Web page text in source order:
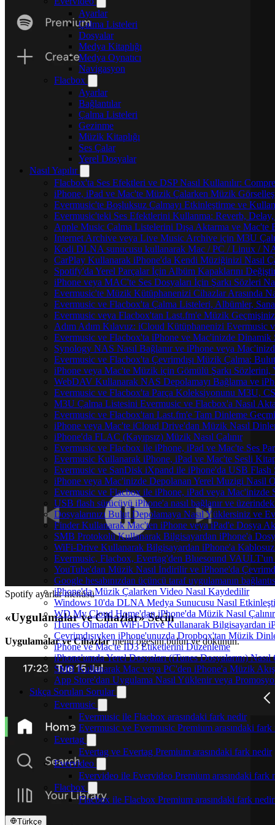
Ayarlar
Çalma Listeleri
Dosyalar
Medya Kitaplığı
Medya Oynatıcı
Navigasyon
Flacbox
Ayarlar
Bağlantılar
Çalma Listeleri
Gezinme
Müzik Kitaplığı
Ses Çalar
Yerel Dosyalar
Nasıl Yapılır
Flacbox'ta Ses Efektleri ve DSP Nasıl Kullanılır:
iPhone, iPad ve Mac'te Müzik Çalarken Müzik
Evermusic'te Boşluksuz Çalmayı Etkinleştirme ve
Evermusic'teki Ses Efektlerini Kullanma: Reverb,
Apple Music Çalma Listelerini Dışa Aktarma ve Mac'te
Internet Archive veya Live Music Archive için M3U
Kodi DLNA sunucusu kullanarak Mac / PC / Linux /
CarPlay Kullanarak iPhone'da Kendi Müziğinizi Nasıl
Spotify'da Yerel Parçalar İçin Albüm Kapaklarını
iPhone veya MAC'te Ses Dosyaları İçin Şarkı Sözleri
Evermusic'te Müzik Kütüphanenizi Cihazlar Arasında
Evermusic ve Flacbox'ta Çalma Listeleri, Albümler,
Evermusic veya Flacbox'tan Last.fm'e Müzik
Adım Adım Kılavuz: iCloud Kütüphanenizi Evermusic
Evermusic ve Flacbox'ta iPhone ve Mac'inizde Dinamik
Synology NAS Nasıl Bağlanır ve iPhone veya
Evermusic ve Flacbox'ta Çevrimdışı Müzik Çalma:
iPhone veya Mac'te Müzik için Gömülü Şarkı Sözlerini,
WebDAV Kullanarak NAS Depolamayı Bağlama ve
Evermusic ve Flacbox'ta Parça Koleksiyonunu M3U,
M3U Çalma Listesini Evermusic ve Flacbox'a Nasıl
Evermusic ve Flacbox'tan Last.fm'e Tam Dinleme
iPhone veya Mac'te iCloud Drive'dan Müzik Nasıl
iPhone'da FLAC (Kayıpsız) Müzik Nasıl Çalınır
Evermusic ve Flacbox ile iPhone, iPad ve Mac'te Ses
Evermusic Kullanarak iPhone, iPad ve Mac'te Sesli
Evermusic ve SanDisk iXpand ile iPhone'da USB Flash
iPhone veya Mac'inizde Depolanan Yerel Muzigi Nasil
Evermusic ve Flacbox ile iPhone, iPad veya Mac'inizde
USB flash sürücüyü iPhone'a nasıl bağlanır ve
Dosyalarınızı Bulut Depolamaya Nasıl Yüklersiniz ve
Finder Kullanarak Mac'ten iPhone veya iPad'e Dosya
SMB Protokolü Kullanarak Bilgisayardan iPhone'a
WiFi-Drive Kullanarak Bilgisayardan iPhone'a Kablosuz
Evermusic, Flacbox, Evertag'den Bluesound VAULT'un
YouTube'dan Müzik Nasıl İndirilir ve iPhone'da
Google hesabınızdan üçüncü taraf uygulamanın
iPhone'da Müzik Çalarken Video Nasıl Kaydedilir
Windows 10'da DLNA Medya Sunucusu Nasıl
WD My Cloud Home'dan iPhone'da Müzik Nasıl Çalınır
iTunes Olmadan WiFi-Drive Kullanarak Bilgisayardan
Çevrimdışıyken iPhone'unuzda Dropbox'tan Müzik
iPhone ve Mac'te ID3 Etiketlerini Düzenleme
iPhone'umda Yerel Dosyaları (iTunes Dosyalarını) Nasıl
SMB Kullanarak Mac veya PC'den iPhone'a Müzik
App Store'dan Uygulama Nasıl Yüklenir veya
Sıkça Sorulan Sorular
Evermusic
Evermusic ile Flacbox arasındaki fark nedir
Evermusic ve Evermusic Premium arasındaki fark
Evertag
Evertag ve Evertag Premium arasındaki fark nedir
Evervideo
Evervideo ile Evervideo Premium arasındaki fark
Flacbox
Flacbox ile Flacbox Premium arasındaki fark
Türkçe
Spotify ayarlar menüsü
«Uygulamalar ve Cihazlar» Seçin
Uygulamalar ve Cihazlarmenü öğesini bulun ve dokunun.